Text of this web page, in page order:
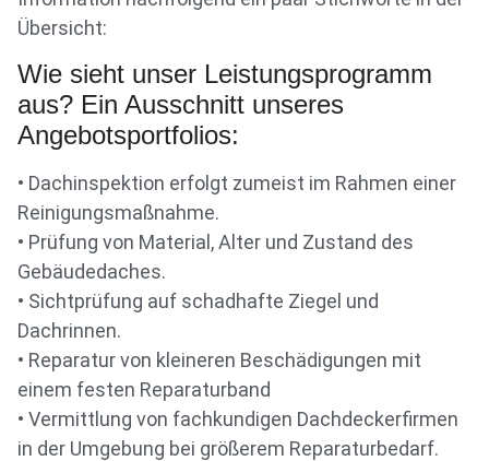
Übersicht:
Wie sieht unser Leistungsprogramm
aus? Ein Ausschnitt unseres
Angebotsportfolios:
• Dachinspektion erfolgt zumeist im Rahmen einer
Reinigungsmaßnahme.
• Prüfung von Material, Alter und Zustand des
Gebäudedaches.
• Sichtprüfung auf schadhafte Ziegel und
Dachrinnen.
• Reparatur von kleineren Beschädigungen mit
einem festen Reparaturband
• Vermittlung von fachkundigen Dachdeckerfirmen
in der Umgebung bei größerem Reparaturbedarf.